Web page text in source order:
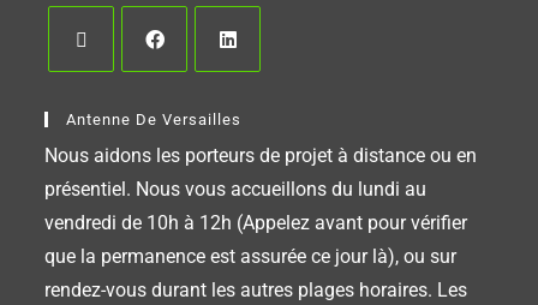
Antenne De Versailles
Nous aidons les porteurs de projet à distance ou en
présentiel. Nous vous accueillons du lundi au
vendredi de 10h à 12h (Appelez avant pour vérifier
que la permanence est assurée ce jour là), ou sur
rendez-vous durant les autres plages horaires. Les